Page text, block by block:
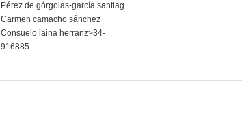
Pérez de górgolas-garcía santiag
Carmen camacho sánchez
Consuelo laina herranz>34-
916885